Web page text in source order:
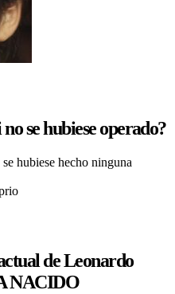
se hubiese operado?
hubiese hecho ninguna
de Leonardo
NACIDO